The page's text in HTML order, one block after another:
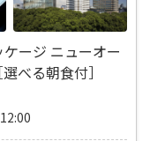
ケージ ニューオー
べる朝食付］